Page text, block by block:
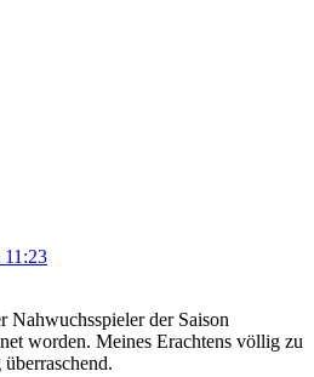
Nahwuchsspieler der Saison
worden. Meines Erachtens völlig zu